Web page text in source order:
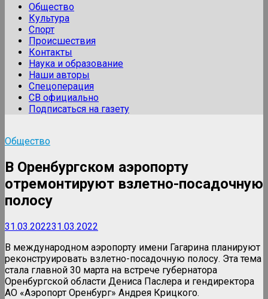
Общество
Культура
Спорт
Происшествия
Контакты
Наука и образование
Наши авторы
Спецоперация
СВ официально
Подписаться на газету
Общество
В Оренбургском аэропорту
отремонтируют взлетно-посадочную
полосу
31.03.202231.03.2022
В международном аэропорту имени Гагарина планируют
реконструировать взлетно-посадочную полосу. Эта тема
стала главной 30 марта на встрече губернатора
Оренбургской области Дениса Паслера и гендиректора
АО «Аэропорт Оренбург» Андрея Крицкого.